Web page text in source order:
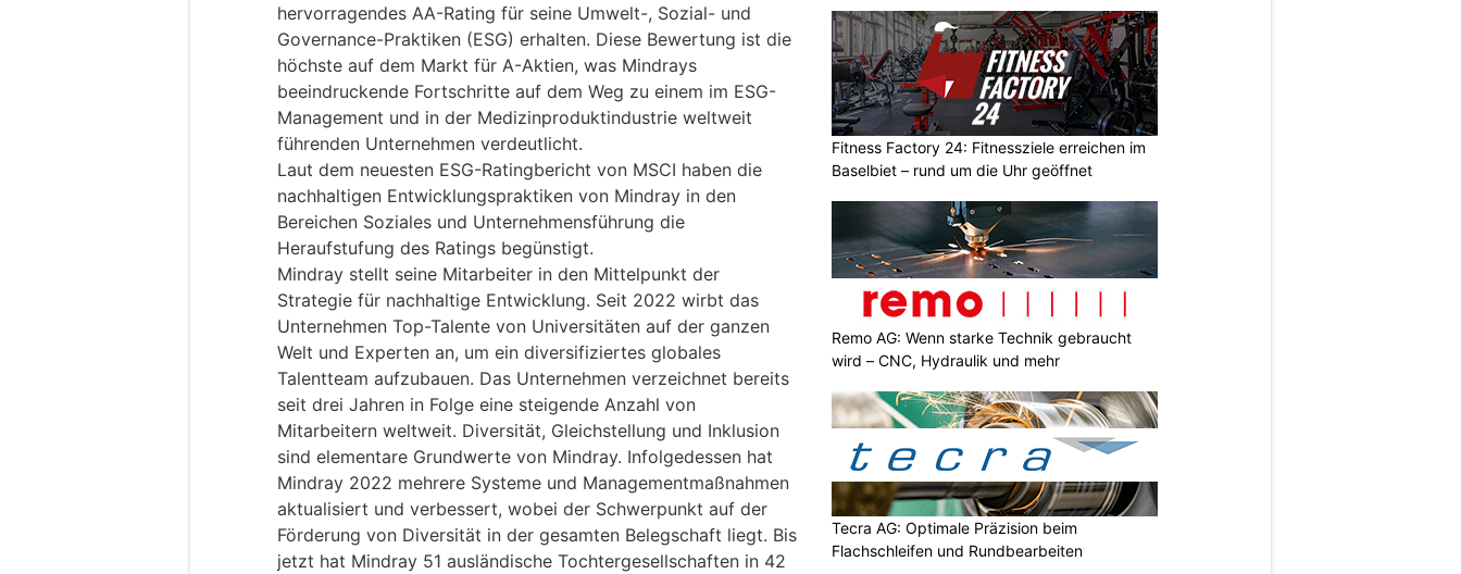
hervorragendes AA-Rating für seine Umwelt-, Sozial- und
Governance-Praktiken (ESG) erhalten. Diese Bewertung ist die
höchste auf dem Markt für A-Aktien, was Mindrays
beeindruckende Fortschritte auf dem Weg zu einem im ESG-
Management und in der Medizinproduktindustrie weltweit
führenden Unternehmen verdeutlicht.
Laut dem neuesten ESG-Ratingbericht von MSCI haben die
nachhaltigen Entwicklungspraktiken von Mindray in den
Bereichen Soziales und Unternehmensführung die
Heraufstufung des Ratings begünstigt.
Mindray stellt seine Mitarbeiter in den Mittelpunkt der
Strategie für nachhaltige Entwicklung. Seit 2022 wirbt das
Unternehmen Top-Talente von Universitäten auf der ganzen
Welt und Experten an, um ein diversifiziertes globales
Talentteam aufzubauen. Das Unternehmen verzeichnet bereits
seit drei Jahren in Folge eine steigende Anzahl von
Mitarbeitern weltweit. Diversität, Gleichstellung und Inklusion
sind elementare Grundwerte von Mindray. Infolgedessen hat
Mindray 2022 mehrere Systeme und Managementmaßnahmen
aktualisiert und verbessert, wobei der Schwerpunkt auf der
Förderung von Diversität in der gesamten Belegschaft liegt. Bis
jetzt hat Mindray 51 ausländische Tochtergesellschaften in 42
Fitness Factory 24: Fitnessziele erreichen im
Baselbiet – rund um die Uhr geöffnet
Remo AG: Wenn starke Technik gebraucht
wird – CNC, Hydraulik und mehr
Tecra AG: Optimale Präzision beim
Flachschleifen und Rundbearbeiten